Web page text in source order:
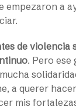
empezaron a
de violencia
. Pero ese
a querer
mis